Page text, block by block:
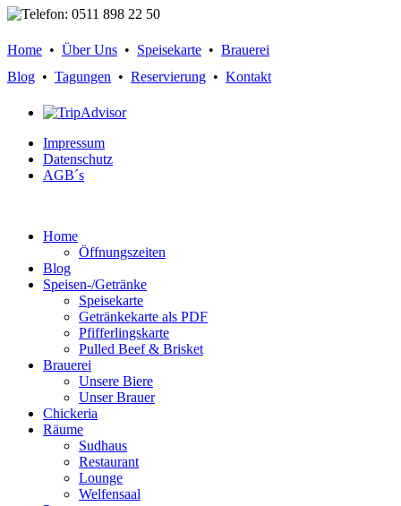
Home • Über Uns • Speisekarte • Brauerei
Blog • Tagungen • Reservierung • Kontakt
Impressum
Datenschutz
AGB´s
Home
Öffnungszeiten
Blog
Speisen-/Getränke
Speisekarte
Getränkekarte als PDF
Pfifferlingskarte
Pulled Beef & Brisket
Brauerei
Unsere Biere
Unser Brauer
Chickeria
Räume
Sudhaus
Restaurant
Lounge
Welfensaal